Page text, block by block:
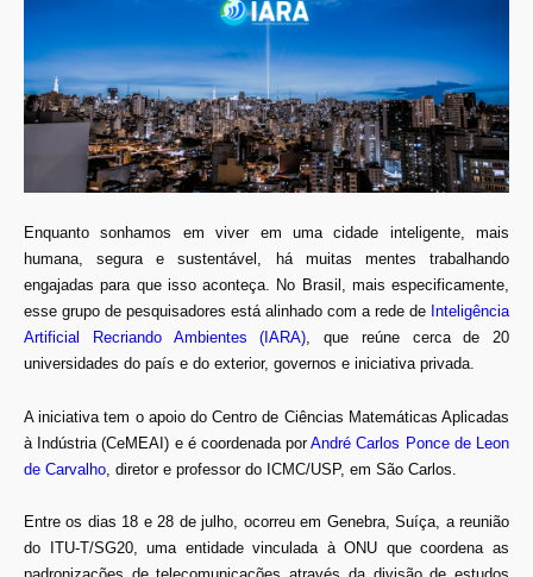
Enquanto sonhamos em viver em uma cidade inteligente, mais
humana, segura e sustentável, há muitas mentes trabalhando
engajadas para que isso aconteça. No Brasil, mais especificamente,
esse grupo de pesquisadores está alinhado com a rede de Inteligência
Artificial Recriando Ambientes (IARA), que reúne cerca de 20
universidades do país e do exterior, governos e iniciativa privada.
A iniciativa tem o apoio do Centro de Ciências Matemáticas Aplicadas
à Indústria (CeMEAI) e é coordenada porAndré Carlos Ponce de Leon
de Carvalho , diretor e professor do ICMC/USP, em São Carlos.
Entre os dias 18 e 28 de julho, ocorreu em Genebra, Suíça, a reunião
do ITU-T/SG20, uma entidade vinculada à ONU que coordena as